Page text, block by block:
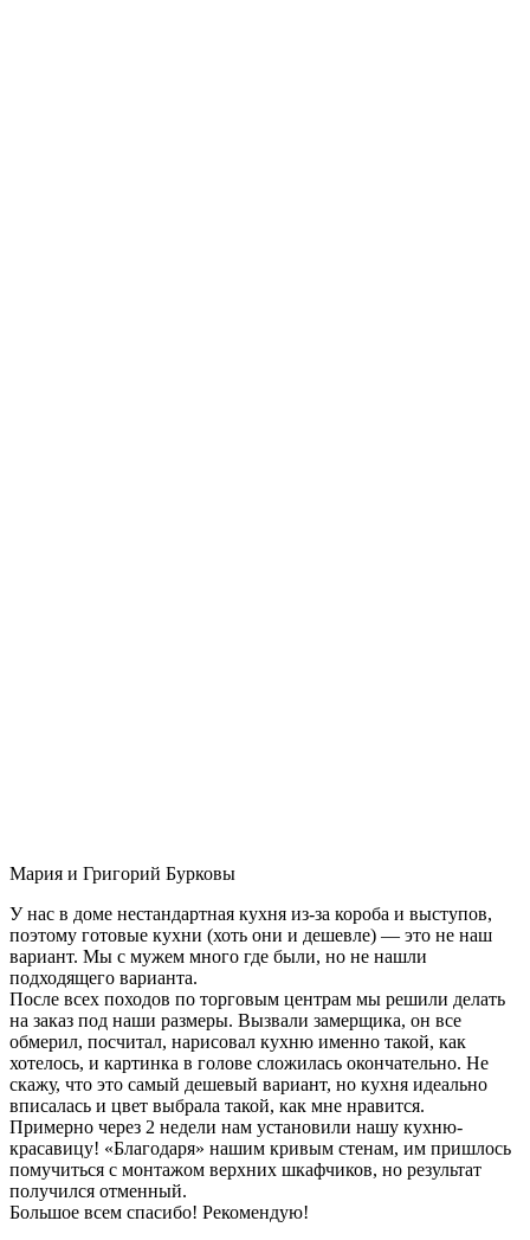
Мария и Григорий Бурковы
У нас в доме нестандартная кухня из-за короба и выступов,
поэтому готовые кухни (хоть они и дешевле) — это не наш
вариант. Мы с мужем много где были, но не нашли
подходящего варианта.
После всех походов по торговым центрам мы решили делать
на заказ под наши размеры. Вызвали замерщика, он все
обмерил, посчитал, нарисовал кухню именно такой, как
хотелось, и картинка в голове сложилась окончательно. Не
скажу, что это самый дешевый вариант, но кухня идеально
вписалась и цвет выбрала такой, как мне нравится.
Примерно через 2 недели нам установили нашу кухню-
красавицу! «Благодаря» нашим кривым стенам, им пришлось
помучиться с монтажом верхних шкафчиков, но результат
получился отменный.
Большое всем спасибо! Рекомендую!